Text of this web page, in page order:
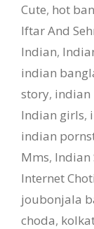
Cute, hot
Iftar And
Indian,
indian
story, indian
Indian girls,
indian
Mms, Indian
Internet Choti
joubonjala
choda,